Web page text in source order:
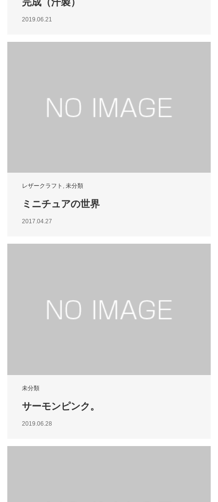
2019.06.21
レザークラフト , 未分類
ミニチュアの世界
2017.04.27
未分類
サーモンピンク。
2019.06.28